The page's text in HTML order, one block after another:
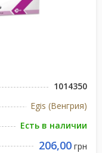
1014350
Egis (Венгрия)
Есть в наличии
206,00 грн